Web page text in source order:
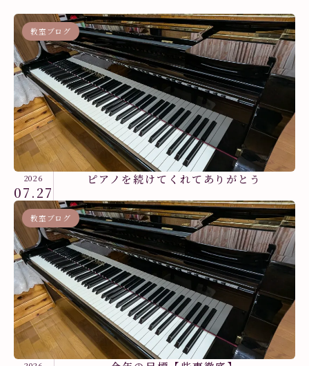
教室ブログ
2026
07.27
ピアノを続けてくれてありがとう
教室ブログ